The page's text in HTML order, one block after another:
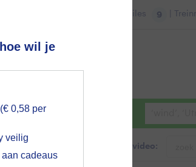
wil je
(€ 0,58 per
veilig
cadeaus
Files 9 |
Zoeken in foto & video:
voor